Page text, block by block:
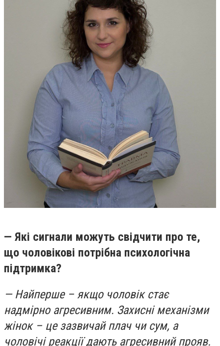
— Які сигнали можуть свідчити про те,
що чоловікові потрібна психологічна
підтримка?
— Найперше – якщо чоловік стає
надмірно агресивним. Захисні механізми
жінок – це зазвичай плач чи сум, а
чоловічі реакції дають агресивний прояв.